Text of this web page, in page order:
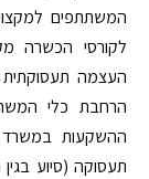
המשתתפים
לקורסי הכשרה
העצמה תעסוקתית
הרחבת כלי
ההשקעות במשרד
תעסוקה (סיוע